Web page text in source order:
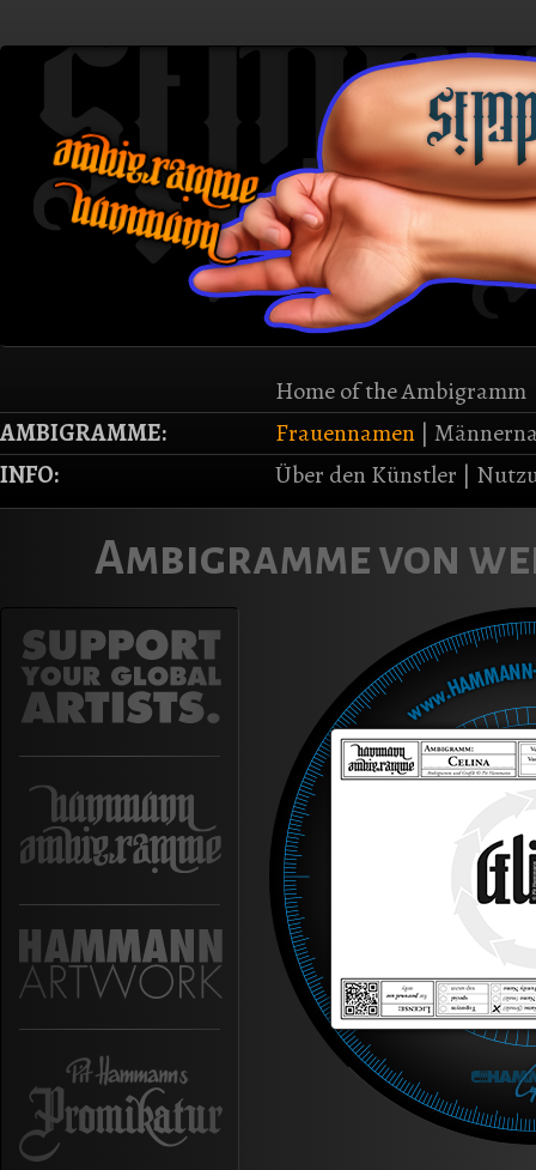
Home of the Ambigramm
AMBIGRAMME:
Frauennamen |
INFO:
Über den Künstler |
Ambigramme von